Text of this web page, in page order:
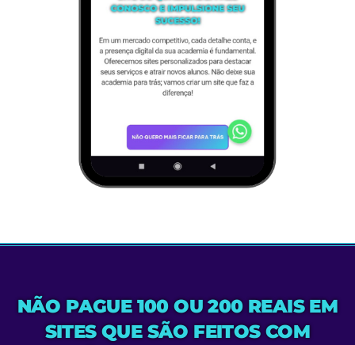
NÃO PAGUE 100 OU 200 REAIS EM
SITES QUE SÃO FEITOS COM